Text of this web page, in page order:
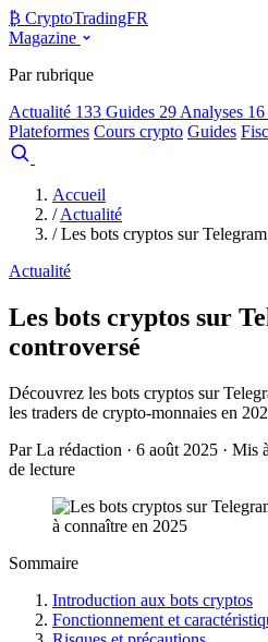
₿ CryptoTradingFR
Magazine
Par rubrique
Actualité 133 Guides 29 Analyses 16
Plateformes Cours crypto Guides
Accueil
/ Actualité
/ Les bots cryptos sur
Actualité
Les bots cryptos sur
controversé
Découvrez les bots cryptos sur
les traders de crypto-monnaies en
Par La rédaction · 6 août 2025 ·
de lecture
Sommaire
Introduction aux bots cryptos
Fonctionnement et